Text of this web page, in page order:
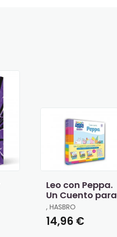
Leo con Peppa.
Un Cuento para
Cada Letra
, HASBRO
14,96 €